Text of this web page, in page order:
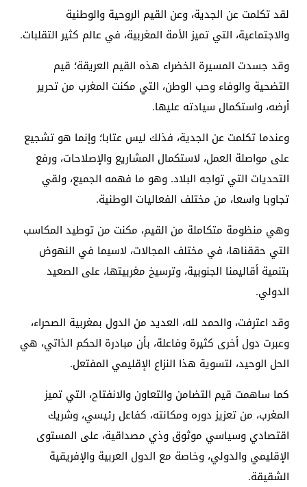
لقد تكلمت عن الجدية، وعن القيم الروحية والوطنية
والاجتماعية، التي تميز الأمة المغربية، في عالم كثير التقلبات.
وقد جسدت المسيرة الخضراء هذه القيم العريقة؛ قيم
التضحية والوفاء وحب الوطن، التي مكنت المغرب من تحرير
أرضه، واستكمال سيادته عليها.
وعندما تكلمت عن الجدية، فذلك ليس عتابا؛ وإنما هو تشجيع
على مواصلة العمل، لاستكمال المشاريع والإصلاحات، ورفع
التحديات التي تواجه البلاد. وهو ما فهمه الجميع، ولقي
تجاوبا واسعا، من مختلف الفعاليات الوطنية.
وهي منظومة متكاملة من القيم، مكنت من توطيد المكاسب
التي حققناها، في مختلف المجالات، لاسيما في النهوض
بتنمية أقاليمنا الجنوبية، وترسيخ مغربيتها، على الصعيد
الدولي.
وقد اعترفت، والحمد لله، العديد من الدول بمغربية الصحراء،
وعبرت دول أخرى كثيرة وفاعلة، بأن مبادرة الحكم الذاتي، هي
الحل الوحيد، لتسوية هذا النزاع الإقليمي المفتعل.
كما ساهمت قيم التضامن والتعاون والانفتاح، التي تميز
المغرب، من تعزيز دوره ومكانته، كفاعل رئيسي، وشريك
اقتصادي وسياسي موثوق وذي مصداقية، على المستوى
الإقليمي والدولي، وخاصة مع الدول العربية والإفريقية
الشقيقة.